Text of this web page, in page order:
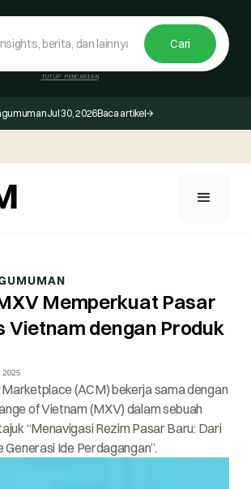
TUTUP PENCARIAN
Jul 30, 2026Baca artikel
Memperkuat Pasar
Vietnam dengan Produk
(ACM) bekerja sama dengan
of Vietnam (MXV) dalam sebuah
“Menavigasi Rezim Pasar Baru: Dari
Generasi Ide Perdagangan”.